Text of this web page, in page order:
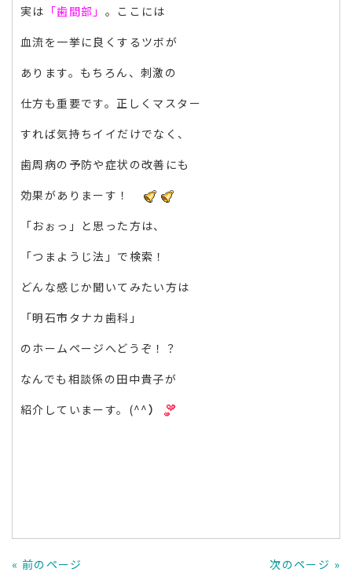
実は 「歯間部」 。ここには
血流を一挙に良くするツボが
あります。もちろん、刺激の
仕方も重要です。正しくマスター
すれば気持ちイイだけでなく、
歯周病の予防や症状の改善にも
効果がありまーす！
「おぉっ」と思った方は、
「つまようじ法」で検索！
どんな感じか聞いてみたい方は
「明石市タナカ歯科」
のホームページへどうぞ！？
なんでも相談係の田中貴子が
紹介していまーす。(^^）
« 前のページ 次のページ »